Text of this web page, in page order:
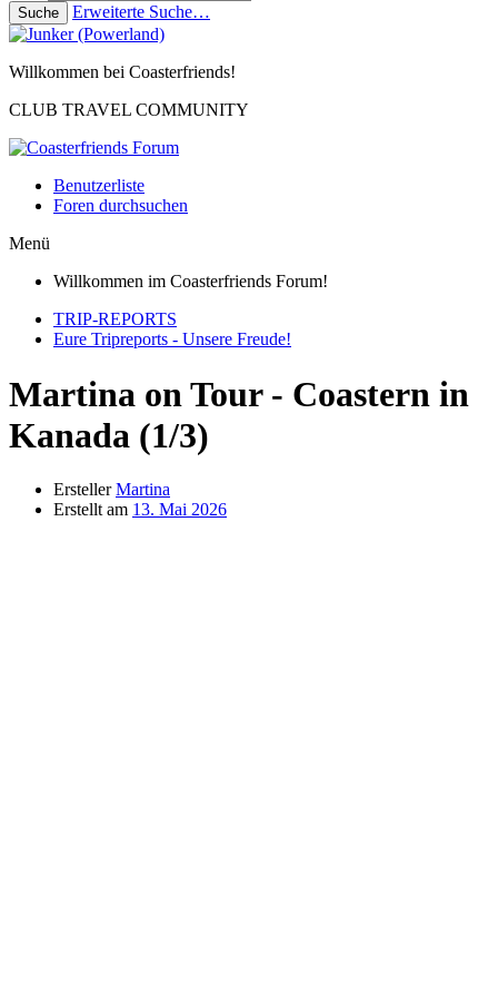
Suche Erweiterte Suche…
Willkommen bei Coasterfriends!
CLUB TRAVEL COMMUNITY
Benutzerliste
Foren durchsuchen
Menü
Willkommen im Coasterfriends Forum!
TRIP-REPORTS
Eure Tripreports - Unsere Freude!
Martina on Tour - Coastern in
Kanada (1/3)
Ersteller Martina
Erstellt am 13. Mai 2026